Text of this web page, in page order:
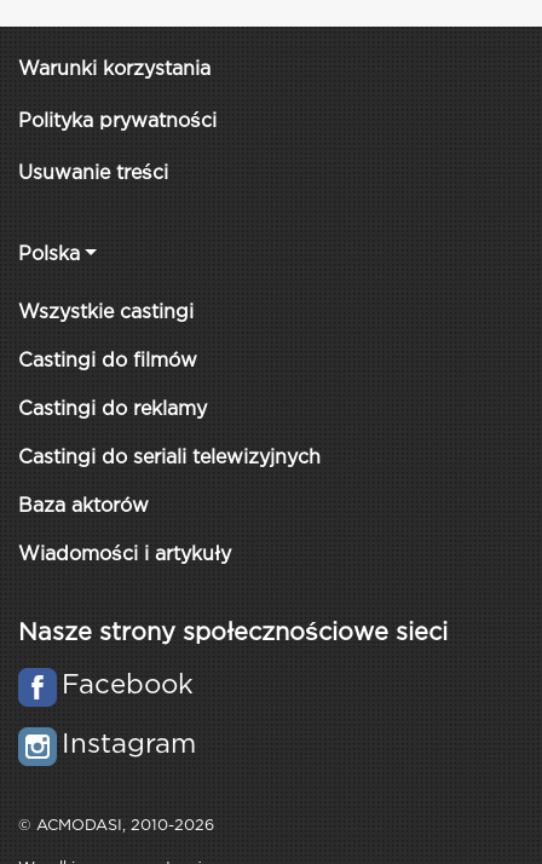
Warunki korzystania
Polityka prywatności
Usuwanie treści
Polska
Wszystkie castingi
Castingi do filmów
Castingi do reklamy
Castingi do seriali telewizyjnych
Baza aktorów
Wiadomości i artykuły
Nasze strony społecznościowe sieci
Facebook
Instagram
© ACMODASI, 2010-2026